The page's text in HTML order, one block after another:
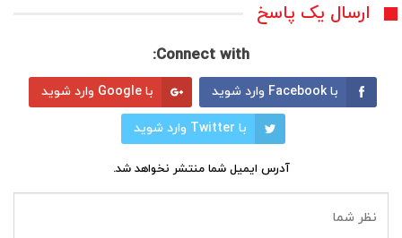
ارسال یک پاسخ
Connect with:
با Facebook وارد شوید با Google وارد شوید
با Twitter وارد شوید
آدرس ایمیل شما منتشر نخواهد شد.